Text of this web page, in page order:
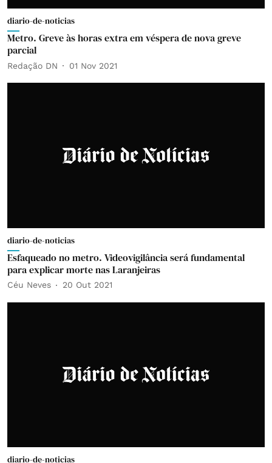
diario-de-noticias
Metro. Greve às horas extra em véspera de nova greve
parcial
Redação DN 01 Nov 2021
diario-de-noticias
Esfaqueado no metro. Videovigilância será fundamental
para explicar morte nas Laranjeiras
Céu Neves 20 Out 2021
diario-de-noticias